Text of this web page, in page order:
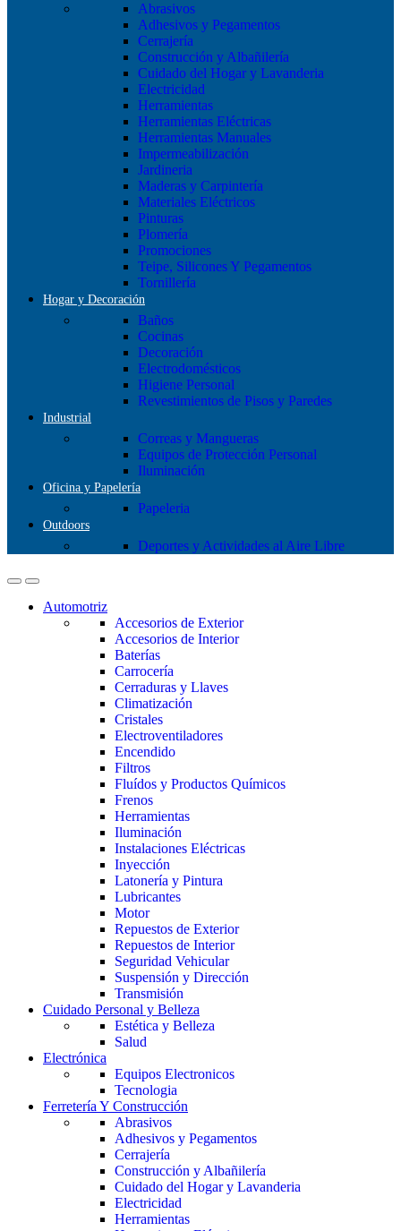
Abrasivos
Adhesivos y Pegamentos
Cerrajería
Construcción y Albañilería
Cuidado del Hogar y Lavanderia
Electricidad
Herramientas
Herramientas Eléctricas
Herramientas Manuales
Impermeabilización
Jardineria
Maderas y Carpintería
Materiales Eléctricos
Pinturas
Plomería
Promociones
Teipe, Silicones Y Pegamentos
Tornillería
Hogar y Decoración
Baños
Cocinas
Decoración
Electrodomésticos
Higiene Personal
Revestimientos de Pisos y Paredes
Industrial
Correas y Mangueras
Equipos de Protección Personal
Iluminación
Oficina y Papelería
Papeleria
Outdoors
Deportes y Actividades al Aire Libre
Automotriz
Accesorios de Exterior
Accesorios de Interior
Baterías
Carrocería
Cerraduras y Llaves
Climatización
Cristales
Electroventiladores
Encendido
Filtros
Fluídos y Productos Químicos
Frenos
Herramientas
Iluminación
Instalaciones Eléctricas
Inyección
Latonería y Pintura
Lubricantes
Motor
Repuestos de Exterior
Repuestos de Interior
Seguridad Vehicular
Suspensión y Dirección
Transmisión
Cuidado Personal y Belleza
Estética y Belleza
Salud
Electrónica
Equipos Electronicos
Tecnologia
Ferretería Y Construcción
Abrasivos
Adhesivos y Pegamentos
Cerrajería
Construcción y Albañilería
Cuidado del Hogar y Lavanderia
Electricidad
Herramientas